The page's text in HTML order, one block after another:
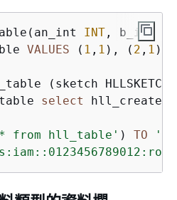
INT , b_int
VALUES ( 1 , 1 ), ( 2 , 1 ),
select
from hll_table' ) TO